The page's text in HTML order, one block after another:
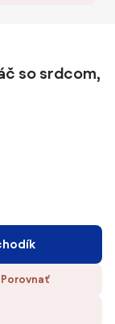
so srdcom,
Porovnať